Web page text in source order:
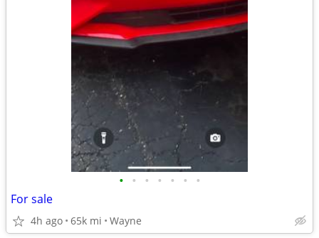
• • • • • • •
For sale
4h ago 65k mi Wayne